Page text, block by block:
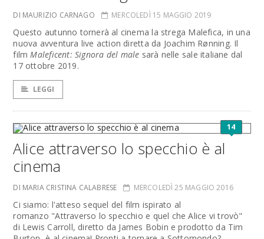
DI MAURIZIO CARNAGO MERCOLEDÌ 15 MAGGIO 2019
Questo autunno tornerà al cinema la strega Malefica, in una
nuova avventura live action diretta da Joachim Rønning. Il
filmMaleficent: Signora del male sarà nelle sale italiane dal
17 ottobre 2019.
LEGGI
14
Alice attraverso lo specchio è al
cinema
DI MARIA CRISTINA CALABRESE MERCOLEDÌ 25 MAGGIO 2016
Ci siamo: l'atteso sequel del film ispirato al
romanzo "Attraverso lo specchio e quel che Alice vi trovò"
di Lewis Carroll, diretto da James Bobin e prodotto da Tim